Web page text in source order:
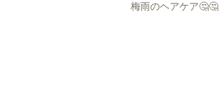
梅雨のヘアケア🤔🤔